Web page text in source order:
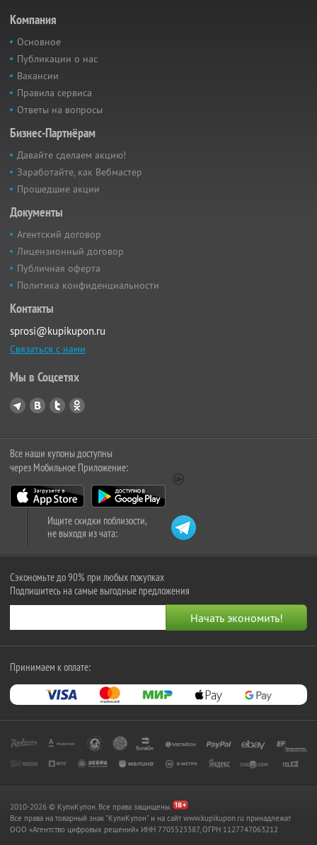
Компания
Основное
Публикации о нас
Вакансии
Правила сервиса
Ответы на вопросы
Бизнес-Партнёрам
Давайте сделаем акцию!
Заработайте, как Вебмастер
Прошедшие акции
Документы
Агентский договор
Лицензионный договор
Публичная оферта
Политика конфиденциальности
Контакты
sprosi@kupikupon.ru
Связаться с нами
Мы в Соцсетях
Все наши купоны доступны
через Мобильное Приложение:
Ищите скидки поблизости,
не выходя из чата:
Сэкономьте до 90% при любых покупках
Подпишитесь на самые выгодные предложения
Принимаем к оплате:
2010-2026 © КупиКупон. Все права защищены.
Все права на товарный знак "КупиКупон" и на сайт www.kupikupon.ru принадлежат
OOO «Агентство цифровых решений» ИНН 7705523387, ОГРН 1127747063212